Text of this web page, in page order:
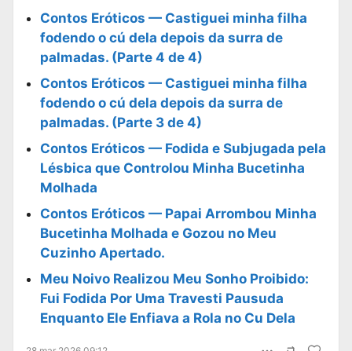
Contos Eróticos — Castiguei minha filha
fodendo o cú dela depois da surra de
palmadas. (Parte 4 de 4)
Contos Eróticos — Castiguei minha filha
fodendo o cú dela depois da surra de
palmadas. (Parte 3 de 4)
Contos Eróticos — Fodida e Subjugada pela
Lésbica que Controlou Minha Bucetinha
Molhada
Contos Eróticos — Papai Arrombou Minha
Bucetinha Molhada e Gozou no Meu
Cuzinho Apertado.
Meu Noivo Realizou Meu Sonho Proibido:
Fui Fodida Por Uma Travesti Pausuda
Enquanto Ele Enfiava a Rola no Cu Dela